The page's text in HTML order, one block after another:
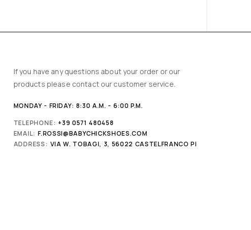
If you have any questions about your order or our
products please contact our customer service.
MONDAY - FRIDAY: 8:30 A.M. - 6:00 P.M.
TELEPHONE: +39 0571 480458
EMAIL: F.ROSSI@BABYCHICKSHOES.COM
ADDRESS: VIA W. TOBAGI, 3, 56022 CASTELFRANCO PI